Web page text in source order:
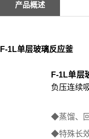
产品概述
F-1L单层玻璃反应釜
F-1L单层
负压连续
◆蒸馏、
◆特殊长